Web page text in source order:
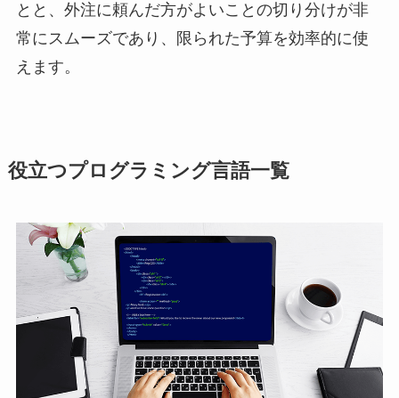
とと、外注に頼んだ方がよいことの切り分けが非
常にスムーズであり、限られた予算を効率的に使
えます。
役立つプログラミング言語一覧